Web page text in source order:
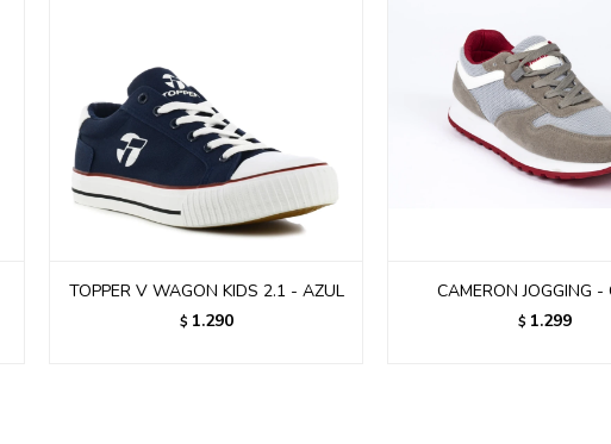
TOPPER V WAGON KIDS 2.1 - AZUL
$ 1.290
CAMERON JOGGING -
$ 1.299